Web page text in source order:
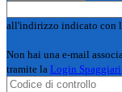
all'indirizzo indicato con
Non hai una e-mail
tramite la Login Spaggiari